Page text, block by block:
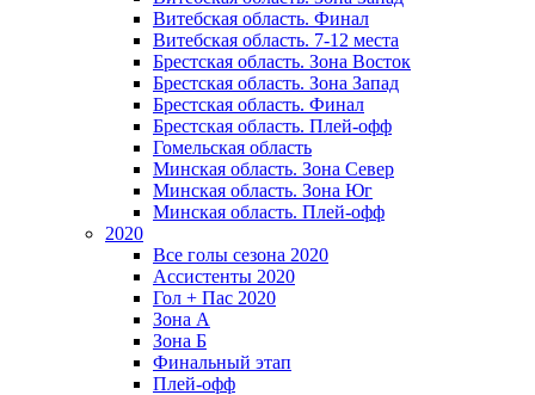
Витебская область. Финал
Витебская область. 7-12 места
Брестская область. Зона Восток
Брестская область. Зона Запад
Брестская область. Финал
Брестская область. Плей-офф
Гомельская область
Минская область. Зона Север
Минская область. Зона Юг
Минская область. Плей-офф
2020
Все голы сезона 2020
Ассистенты 2020
Гол + Пас 2020
Зона А
Зона Б
Финальный этап
Плей-офф